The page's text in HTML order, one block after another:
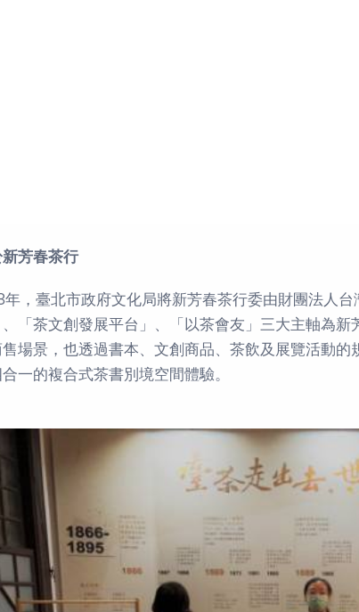
芳春茶行
年，臺北市政府文化局將新芳春茶行委由財團法人
「茶文創發展平台」、「以茶會友」三大主軸為
場景，也透過書本、文創商品、茶飲及展覽活動
一的複合式茶書別境空間體驗。